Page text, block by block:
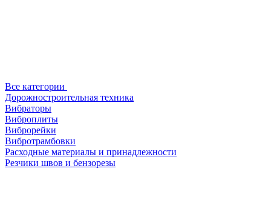
Все категории
Дорожностроительная техника
Вибраторы
Виброплиты
Виброрейки
Вибротрамбовки
Расходные материалы и принадлежности
Резчики швов и бензорезы